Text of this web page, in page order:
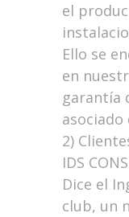
el
Ello se
en
garantía
2)
IDS
Dice el
club, un